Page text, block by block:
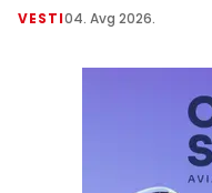
VESTI04. Avg 2026.